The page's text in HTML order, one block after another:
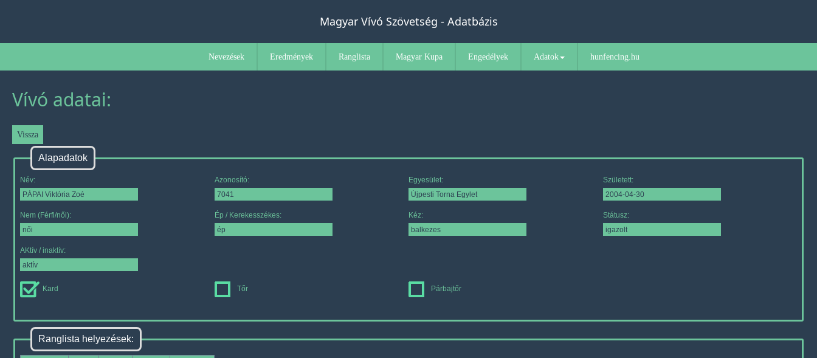
Magyar Vívó Szövetség - Adatbázis
Nevezések Eredmények Ranglista Magyar Kupa Engedélyek Adatok hunfencing.hu
Vívó adatai:
Alapadatok
Név: Azonosító: Egyesület: Született:
Nem (Férfi/női): Ép / Kerekesszékes: Kéz: Státusz:
AKtív / inaktív:
Kard Tőr Párbajtőr
Ranglista helyezések: